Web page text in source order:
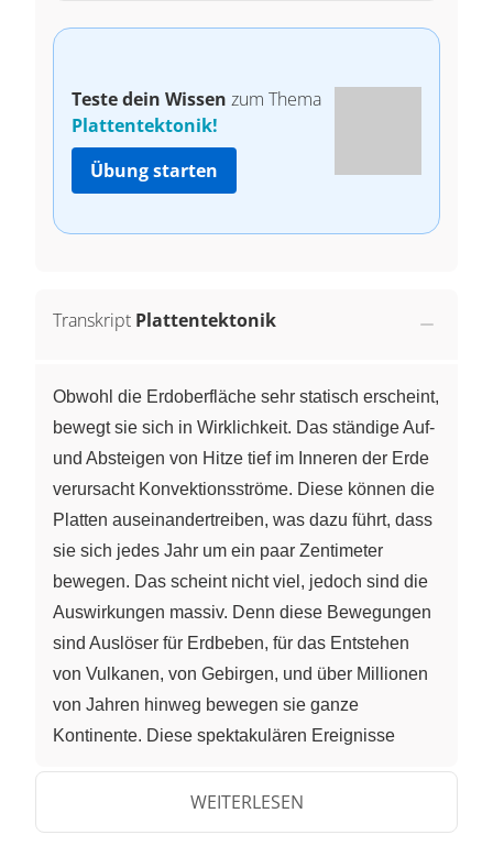
Teste dein Wissen zum Thema
Plattentektonik!
Übung starten
Transkript Plattentektonik
Obwohl die Erdoberfläche sehr statisch erscheint,
bewegt sie sich in Wirklichkeit. Das ständige Auf-
und Absteigen von Hitze tief im Inneren der Erde
verursacht Konvektionsströme. Diese können die
Platten auseinandertreiben, was dazu führt, dass
sie sich jedes Jahr um ein paar Zentimeter
bewegen. Das scheint nicht viel, jedoch sind die
Auswirkungen massiv. Denn diese Bewegungen
sind Auslöser für Erdbeben, für das Entstehen
von Vulkanen, von Gebirgen, und über Millionen
von Jahren hinweg bewegen sie ganze
Kontinente. Diese spektakulären Ereignisse
gibt drei verschiedene Richtungen, in die sich
Platten bewegen können. Sie können
WEITERLESEN